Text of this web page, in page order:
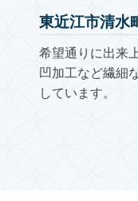
東近江市清
希望通りに出来
凹加工など繊細
しています。